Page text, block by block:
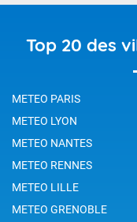
Top 20 des
METEO PARIS
METEO LYON
METEO NANTES
METEO RENNES
METEO LILLE
METEO GRENOBLE